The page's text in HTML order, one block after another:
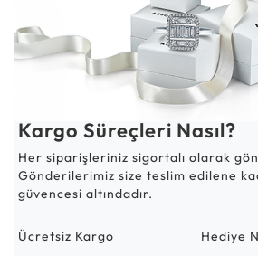
Kargo Süreçleri Nasıl?
Her siparişleriniz sigortalı olarak
Gönderilerimiz size teslim edilene
güvencesi altındadır.
Ücretsiz Kargo Hediye